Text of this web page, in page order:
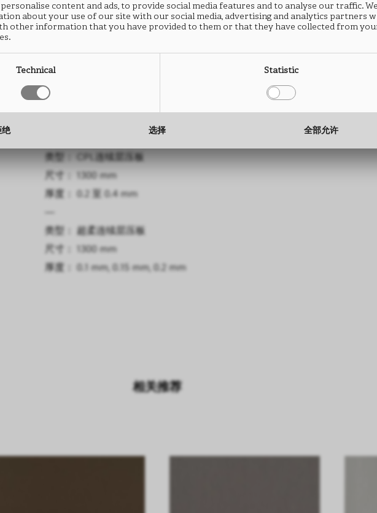
TOUCHER
FA78
类型： HPL防火板
尺寸： 3050 x 1300 mm
类型： CPL连续层压板
尺寸： 1300 mm
厚度： 0.2 至 0.4 mm
—
类型： 超柔连续层压板
尺寸： 1300 mm
厚度： 0.1 mm, 0.15 mm, 0.2 mm
FA78
类型： ABS封边条
高度： 15 至 330 mm
相关推荐
content and ads, to provide social media features and to analyse our traffic. We
about your use of our site with our social media, advertising and analytics partners
other information that you have provided to them or that they have collected from
Technical Statistic
绝 选择 全部允许